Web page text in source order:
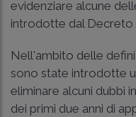
evidenziare alcune
introdotte dal Decreto
Nell'ambito delle
sono state introdotte
eliminare alcuni dubbi
dei primi due anni di